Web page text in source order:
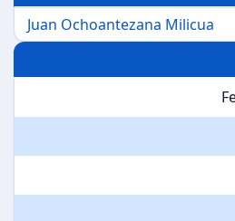
Juan Ochoantezana Milicua